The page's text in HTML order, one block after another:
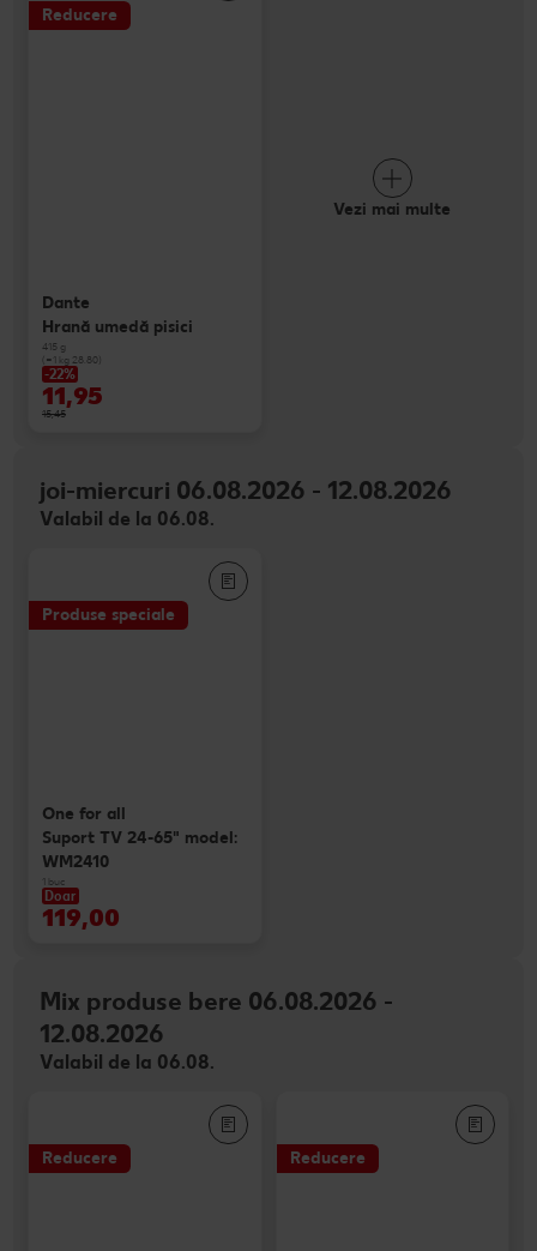
Reducere
Dante
Hrană umedă pisici
415 g
(=1 kg 28.80)
-22%
11,95
15,45
Vezi mai multe
joi-miercuri 06.08.2026 - 12.08.2026
Valabil de la 06.08.
Produse speciale
One for all
Suport TV 24-65" model:
WM2410
1 buc
Doar
119,00
Mix produse bere 06.08.2026 -
12.08.2026
Valabil de la 06.08.
Reducere Reducere